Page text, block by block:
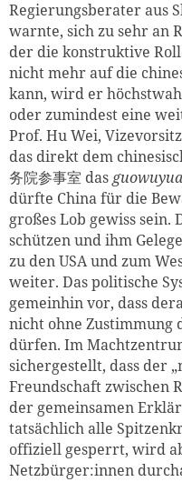
Regierungsberater aus
warnte, sich zu sehr an
der die konstruktive
nicht mehr auf die
kann, wird er
oder zumindest eine
Prof. Hu Wei,
das direkt dem
务院参事室 das
dürfte China für die
großes Lob gewiss
schützen und ihm
zu den USA und zum
weiter. Das politische
gemeinhin vor, dass
nicht ohne Zustimmung
dürfen. Im
sichergestellt, dass der
Freundschaft zwischen
der gemeinsamen
tatsächlich alle
offiziell gesperrt, wird
Netzbürger:innen